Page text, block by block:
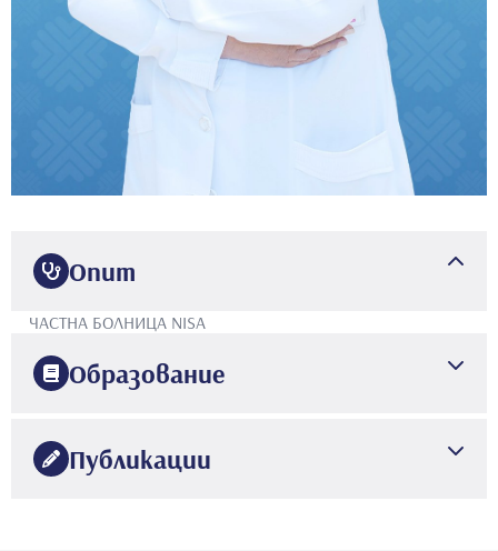
Опит
ЧАСТНА БОЛНИЦА NISA
Образование
УНИВЕРСИТЕТ В АНКАРА
Публикации